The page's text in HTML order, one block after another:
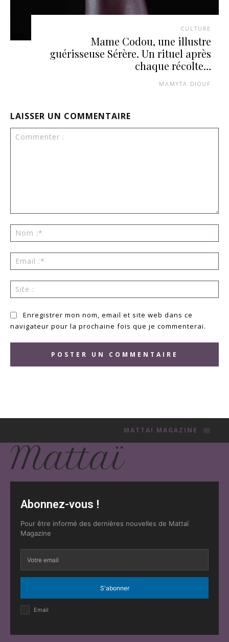
CULTURE
Mame Codou, une illustre
guérisseuse Sérère. Un rituel après
chaque récolte…
MAMYTA DIOUF
LAISSER UN COMMENTAIRE
:*
:*
:
Enregistrer mon nom, email et site web dans ce
navigateur pour la prochaine fois que je commenterai.
MATTAI MAGAZINE
Mattaï
Abonnez-vous !
Pour être informé des dernières nouvelles de Mattaï
Magazine
S'abonner
Email